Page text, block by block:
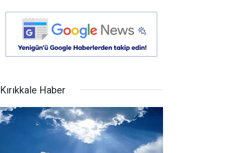
Kırıkkale Haber